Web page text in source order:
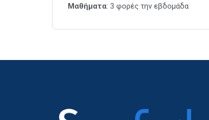
Μαθήματα: 3 φορές την εβδομάδα